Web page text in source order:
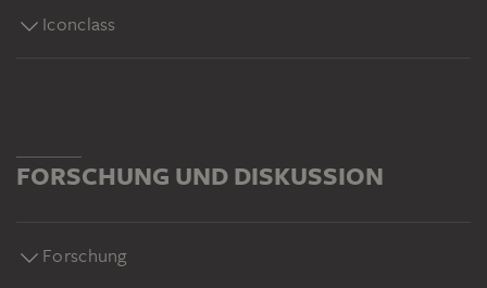
Iconclass
FORSCHUNG UND DISKUSSION
Forschung